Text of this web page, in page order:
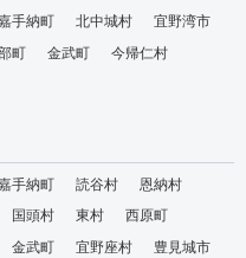
手納町 北中城村
宜野湾市
町 金武町
今帰仁村
手納町 読谷村
恩納村
国頭村 東村
西原町
金武町 宜野座村
豊見城市